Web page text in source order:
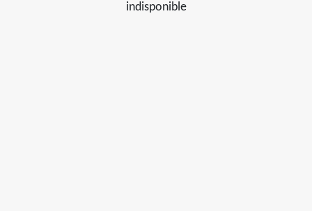
indisponible